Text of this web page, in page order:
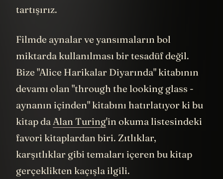
tartışırız.
Filmde aynalar ve yansımaların bol
miktarda kullanılması bir tesadüf değil.
Bize "Alice Harikalar Diyarında" kitabının
devamı olan "through the looking glass -
aynanın içinden" kitabını hatırlatıyor ki bu
kitap da Alan Turing'in okuma listesindeki
favori kitaplardan biri. Zıtlıklar,
karşıtlıklar gibi temaları içeren bu kitap
gerçeklikten kaçışla ilgili.